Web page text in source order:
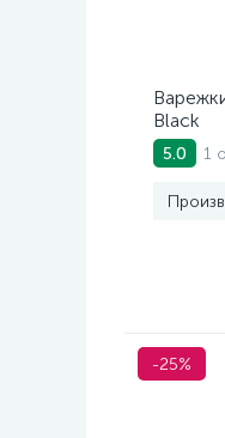
Black
5.0 1
-25%